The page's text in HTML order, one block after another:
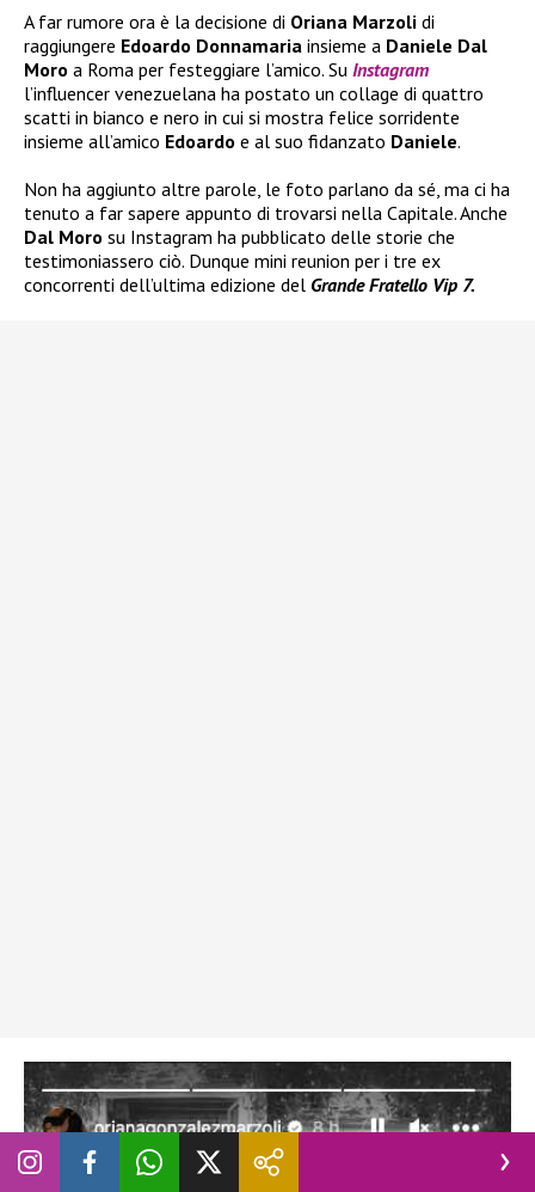
A far rumore ora è la decisione di Oriana Marzoli di
raggiungere Edoardo Donnamaria insieme a Daniele Dal
Moro a Roma per festeggiare l’amico. Su Instagram
l’influencer venezuelana ha postato un collage di quattro
scatti in bianco e nero in cui si mostra felice sorridente
insieme all’amico Edoardo e al suo fidanzato Daniele.
Non ha aggiunto altre parole, le foto parlano da sé, ma ci ha
tenuto a far sapere appunto di trovarsi nella Capitale. Anche
Dal Moro su Instagram ha pubblicato delle storie che
testimoniassero ciò. Dunque mini reunion per i tre ex
concorrenti dell’ultima edizione del Grande Fratello Vip 7.